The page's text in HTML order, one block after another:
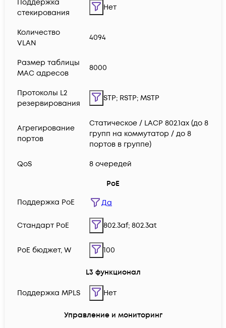
Поддержка
стекирования
Нет
Количество
VLAN
4094
Размер таблицы
MAC адресов
8000
Протоколы L2
резервирования
STP; RSTP; MSTP
Агрегирование
портов
Статическое / LACP 802.1ax (до 8
групп на коммутатор / до 8
портов в группе)
QoS 8 очередей
PoE
Поддержка PoE
Да
Cтандарт PoE 802.3af; 802.3at
PoE бюджет, W 100
L3 функционал
Поддержка MPLS Нет
Управление и мониторинг